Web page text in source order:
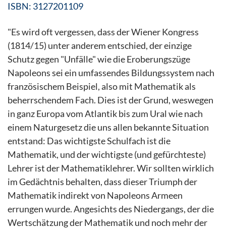
ISBN: 3127201109
"Es wird oft vergessen, dass der Wiener Kongress
(1814/15) unter anderem entschied, der einzige
Schutz gegen "Unfälle" wie die Eroberungszüge
Napoleons sei ein umfassendes Bildungssystem nach
französischem Beispiel, also mit Mathematik als
beherrschendem Fach. Dies ist der Grund, weswegen
in ganz Europa vom Atlantik bis zum Ural wie nach
einem Naturgesetz die uns allen bekannte Situation
entstand: Das wichtigste Schulfach ist die
Mathematik, und der wichtigste (und gefürchteste)
Lehrer ist der Mathematiklehrer. Wir sollten wirklich
im Gedächtnis behalten, dass dieser Triumph der
Mathematik indirekt von Napoleons Armeen
errungen wurde. Angesichts des Niedergangs, der die
Wertschätzung der Mathematik und noch mehr der